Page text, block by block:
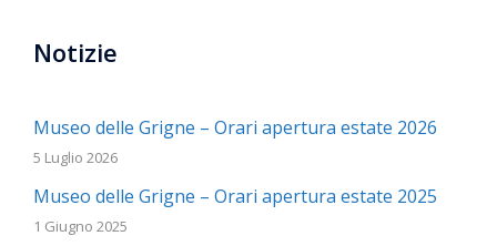
Notizie
Museo delle Grigne – Orari apertura estate 2026
5 Luglio 2026
Museo delle Grigne – Orari apertura estate 2025
1 Giugno 2025